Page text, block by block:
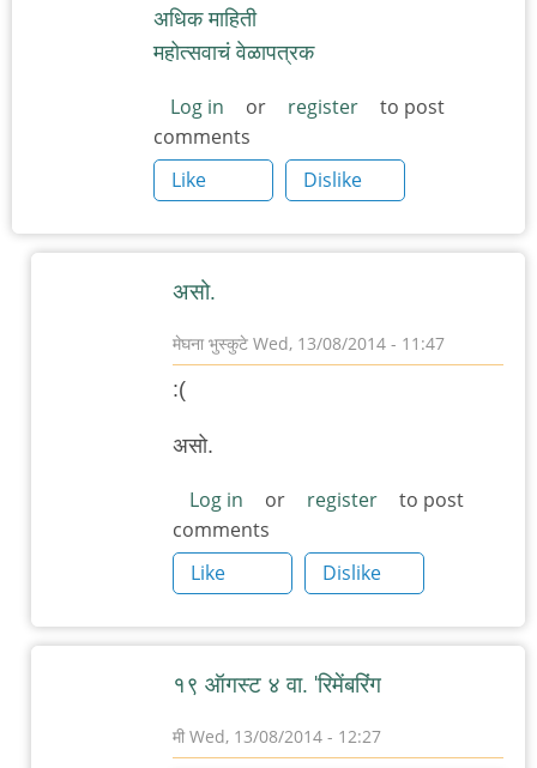
अधिक माहिती
महोत्सवाचं वेळापत्रक
Log in or register
to post
comments
Like
Dislike
असो.
मेघना भुस्कुटे Wed, 13/08/2014 - 11:47
reply
to
जर्मन
चित्रपट
महोत्सव
चिंतातुर
जंतू
:(
असो.
Log in or register
to post
comments
Like
Dislike
१९ ऑगस्ट ४ वा. 'रिमेंबरिंग
मी Wed, 13/08/2014 - 12:27